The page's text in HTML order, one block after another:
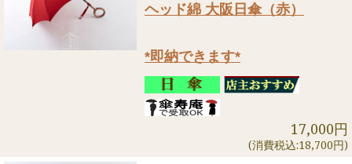
ヘッド綿 大阪日傘（赤）
*即納できます*
17,000円
(消費税込:18,700円)